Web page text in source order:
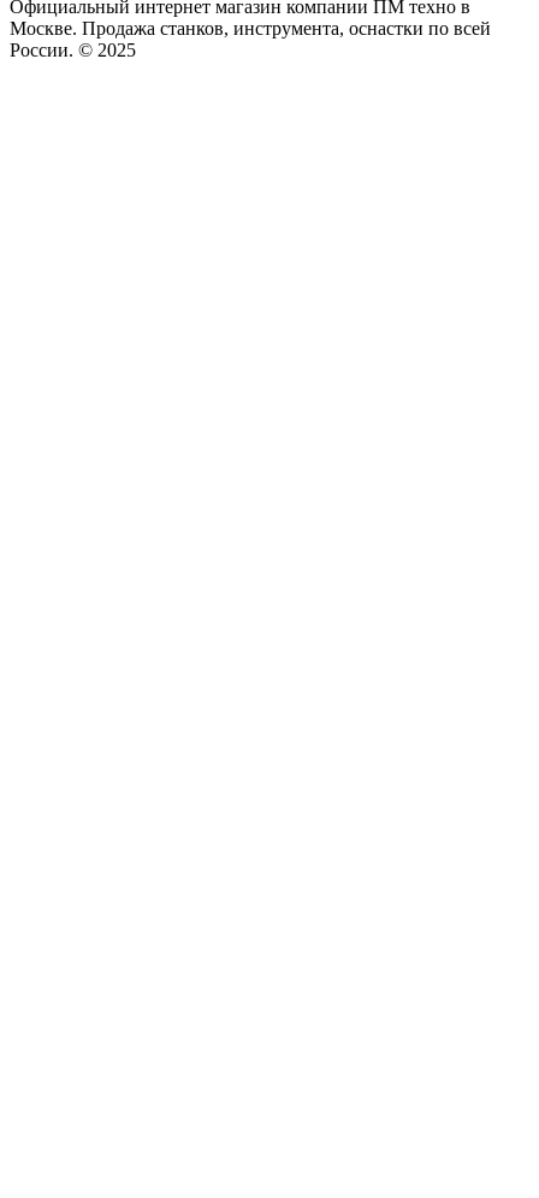
Официальный интернет магазин компании ПМ техно в
Москве. Продажа станков, инструмента, оснастки по всей
России. © 2025